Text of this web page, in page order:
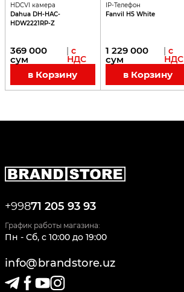
HDCVI камера
Dahua DH-HAC-
HDW2221RP-Z
369 000
сум
| с
НДС
в Корзину
IP-Телефон
Fanvil H5 White
1 229 000
сум
| с
НДС
в Корзину
+99871 205 93 93
График работы магазина:
Пн - Сб, c 10:00 до 19:00
info@brandstore.uz